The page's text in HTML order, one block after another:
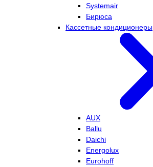
Systemair
Бирюса
Кассетные кондиционеры
AUX
Ballu
Daichi
Energolux
Eurohoff